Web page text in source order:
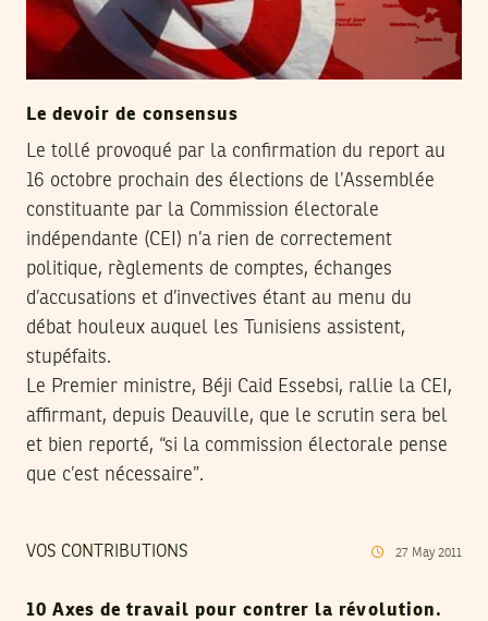
Le devoir de consensus
Le tollé provoqué par la confirmation du report au
16 octobre prochain des élections de l’Assemblée
constituante par la Commission électorale
indépendante (CEI) n’a rien de correctement
politique, règlements de comptes, échanges
d’accusations et d’invectives étant au menu du
débat houleux auquel les Tunisiens assistent,
stupéfaits.
Le Premier ministre, Béji Caid Essebsi, rallie la CEI,
affirmant, depuis Deauville, que le scrutin sera bel
et bien reporté, “si la commission électorale pense
que c’est nécessaire”.
VOS CONTRIBUTIONS 27 May 2011
10 Axes de travail pour contrer la révolution.